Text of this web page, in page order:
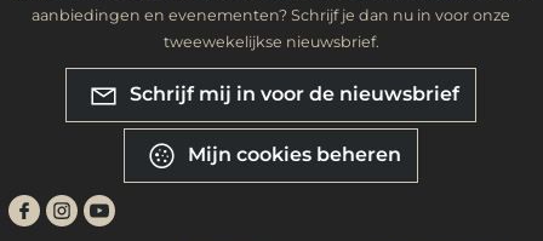
aanbiedingen en evenementen? Schrijf je dan nu in voor onze
tweewekelijkse nieuwsbrief.
Schrijf mij in voor de nieuwsbrief
Mijn cookies beheren